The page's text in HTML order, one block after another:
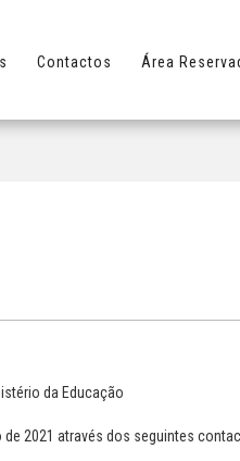
Contactos Área
da Educação
2021 através dos seguintes